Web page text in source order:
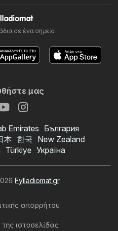
σε ένα σημείο
μας
Emirates България
本 한국 New Zealand
Türkiye Україна
Fylladiomat.gr.
απορρήτου
ιστοσελίδας